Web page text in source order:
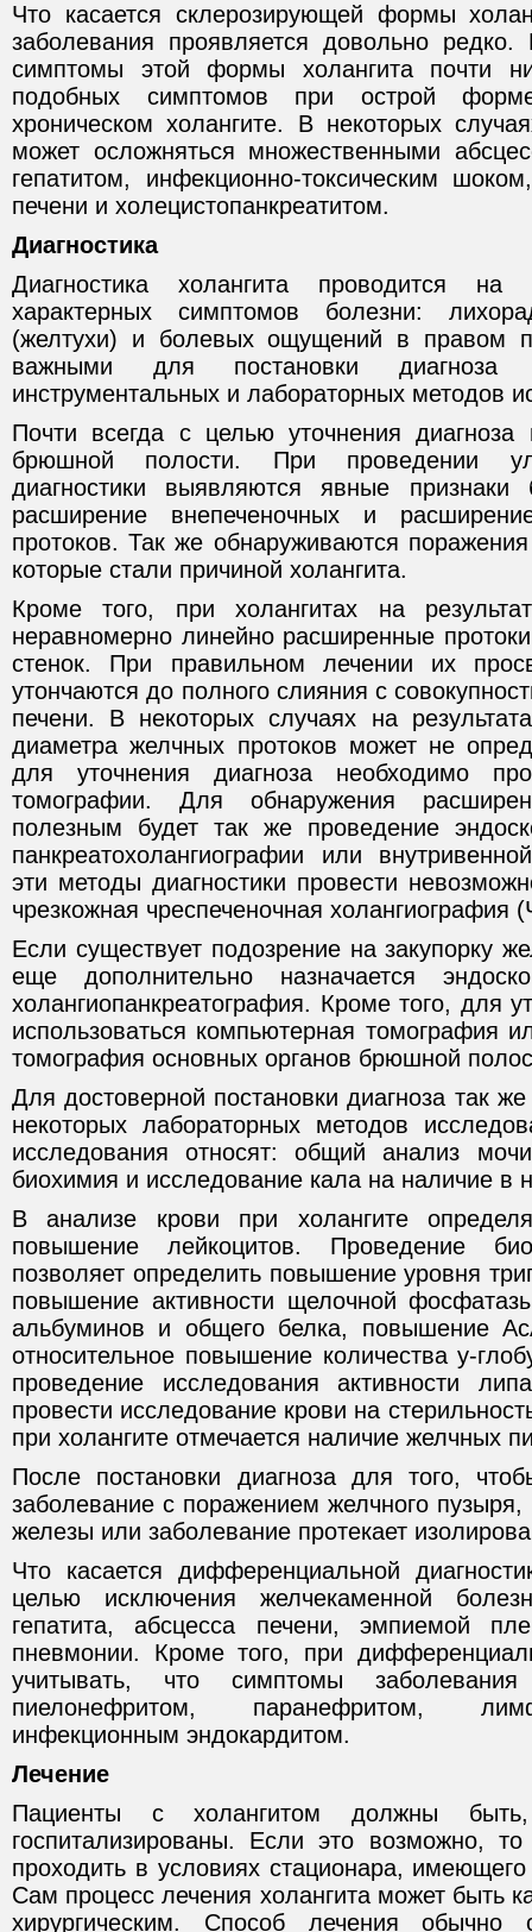
Что касается склерозирующей формы
заболевания проявляется довольно
симптомы этой формы холангита почти
подобных симптомов при острой
хроническом холангите. В некоторых
может осложняться множественными
гепатитом, инфекционно-токсическим
печени и холецистопанкреатитом.
Диагностика
Диагностика холангита проводится
характерных симптомов болезни:
(желтухи) и болевых ощущений в правом
важными для постановки диагноза
инструментальных и лабораторных методов
Почти всегда с целью уточнения
брюшной полости. При проведении
диагностики выявляются явные признаки
расширение внепеченочных и
протоков. Так же обнаруживаются
которые стали причиной холангита.
Кроме того, при холангитах на
неравномерно линейно расширенные
стенок. При правильном лечении их
утончаются до полного слияния с
печени. В некоторых случаях на
диаметра желчных протоков может не
для уточнения диагноза необходимо
томографии. Для обнаружения
полезным будет так же проведение
панкреатохолангиографии или
эти методы диагностики провести
чрезкожная чреспеченочная холангиография
Если существует подозрение на закупорку
еще дополнительно назначается
холангиопанкреатография. Кроме того, для
использоваться компьютерная томография
томография основных органов брюшной
Для достоверной постановки диагноза так
некоторых лабораторных методов
исследования относят: общий анализ
биохимия и исследование кала на наличие в
В анализе крови при холангите
повышение лейкоцитов. Проведение
позволяет определить повышение уровня
повышение активности щелочной
альбуминов и общего белка, повышение
относительное повышение количества у-
проведение исследования активности
провести исследование крови на
при холангите отмечается наличие желчных
После постановки диагноза для того,
заболевание с поражением желчного
железы или заболевание протекает
Что касается дифференциальной
целью исключения желчекаменной
гепатита, абсцесса печени, эмпиемой
пневмонии. Кроме того, при
учитывать, что симптомы
пиелонефритом, паранефритом,
инфекционным эндокардитом.
Лечение
Пациенты с холангитом должны
госпитализированы. Если это возможно, то
проходить в условиях стационара,
Сам процесс лечения холангита может быть
хирургическим. Способ лечения обычно